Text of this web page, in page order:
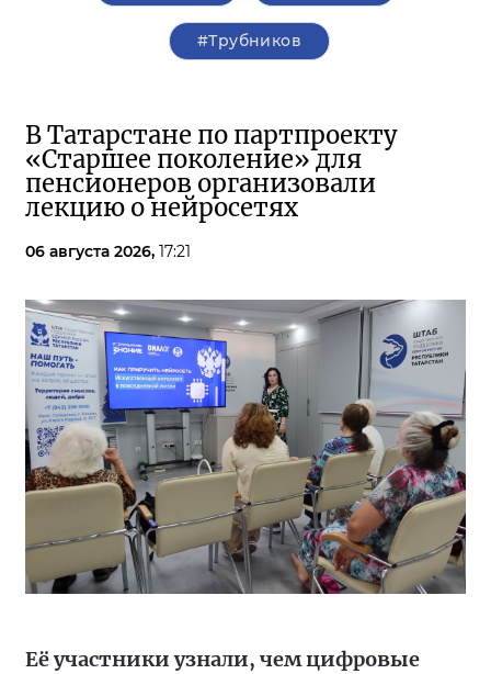
#Трубников
В Татарстане по партпроекту
«Старшее поколение» для
пенсионеров организовали
лекцию о нейросетях
06 августа 2026, 17:21
Её участники узнали, чем цифровые